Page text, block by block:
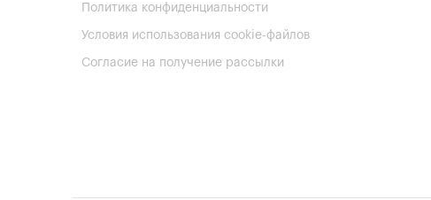
Политика конфиденциальности
Условия использования cookie-файлов
Согласие на получение рассылки